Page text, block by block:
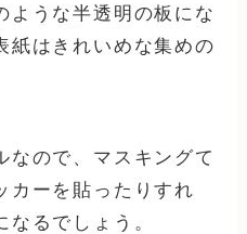
ような半透明の板にな
紙はきれいめな集めの
なので、マスキングて
カーを貼ったりすれ
るでしょう。